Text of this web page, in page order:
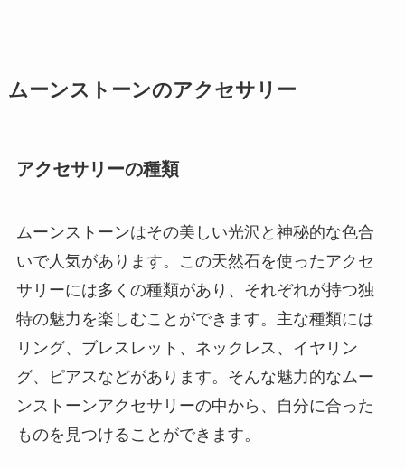
ムーンストーンのアクセサリー
アクセサリーの種類
ムーンストーンはその美しい光沢と神秘的な色合
いで人気があります。この天然石を使ったアクセ
サリーには多くの種類があり、それぞれが持つ独
特の魅力を楽しむことができます。主な種類には
リング、ブレスレット、ネックレス、イヤリン
グ、ピアスなどがあります。そんな魅力的なムー
ンストーンアクセサリーの中から、自分に合った
ものを見つけることができます。